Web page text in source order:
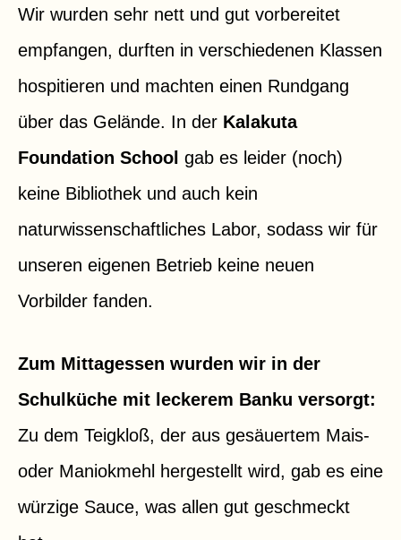
Wir wurden sehr nett und gut vorbereitet
empfangen, durften in verschiedenen Klassen
hospitieren und machten einen Rundgang
über das Gelände. In der Kalakuta
Foundation School gab es leider (noch)
keine Bibliothek und auch kein
naturwissenschaftliches Labor, sodass wir für
unseren eigenen Betrieb keine neuen
Vorbilder fanden.
Zum Mittagessen wurden wir in der
Schulküche mit leckerem Banku versorgt:
Zu dem Teigkloß, der aus gesäuertem Mais-
oder Maniokmehl hergestellt wird, gab es eine
würzige Sauce, was allen gut geschmeckt